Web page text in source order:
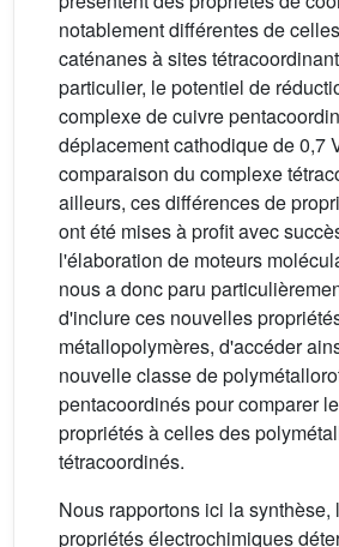
notablement différentes de
caténanes à sites
particulier, le potentiel de
complexe de cuivre
déplacement cathodique de 0,7
comparaison du complexe
ailleurs, ces différences de
ont été mises à profit avec
l'élaboration de moteurs
nous a donc paru
d'inclure ces nouvelles
métallopolymères, d'accéder
nouvelle classe de
pentacoordinés pour comparer
propriétés à celles des
tétracoordinés.
Nous rapportons ici la synthèse,
propriétés électrochimiques